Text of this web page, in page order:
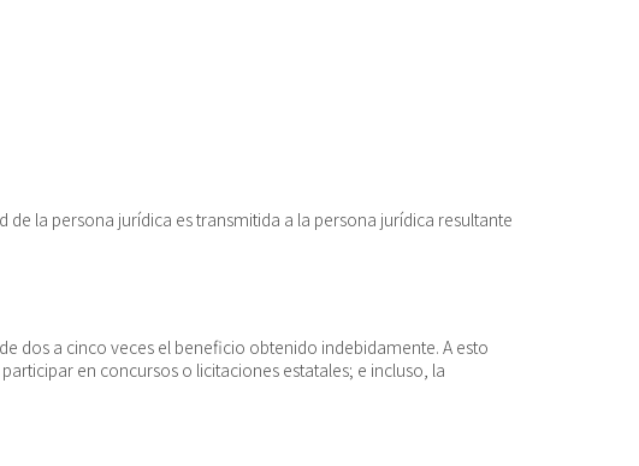
la persona jurídica es transmitida a la persona jurídica resultante
dos a cinco veces el beneficio obtenido indebidamente. A esto
en concursos o licitaciones estatales; e incluso, la